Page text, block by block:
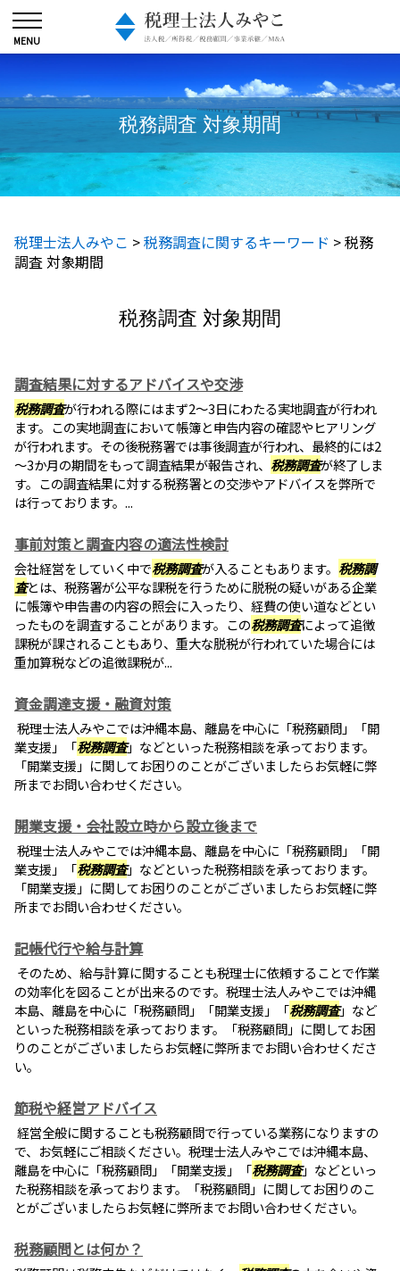
税務調査 対象期間
税理士法人みやこ >税務調査に関するキーワード >税務
調査 対象期間
税務調査 対象期間
調査結果に対するアドバイスや交渉
税務調査が行われる際にはまず2～3日にわたる実地調査が行われ
ます。この実地調査において帳簿と申告内容の確認やヒアリング
が行われます。その後税務署では事後調査が行われ、最終的には2
～3か月の期間をもって調査結果が報告され、 税務調査が終了しま
す。この調査結果に対する税務署との交渉やアドバイスを弊所で
は行っております。...
事前対策と調査内容の適法性検討
会社経営をしていく中で税務調査が入ることもあります。 税務調
査とは、税務署が公平な課税を行うために脱税の疑いがある企業
に帳簿や申告書の内容の照会に入ったり、経費の使い道などとい
ったものを調査することがあります。この税務調査によって追徴
課税が課されることもあり、重大な脱税が行われていた場合には
重加算税などの追徴課税が...
資金調達支援・融資対策
税理士法人みやこでは沖縄本島、離島を中心に「税務顧問」「開
業支援」「税務調査」などといった税務相談を承っております。
「開業支援」に関してお困りのことがございましたらお気軽に弊
所までお問い合わせください。
開業支援・会社設立時から設立後まで
税理士法人みやこでは沖縄本島、離島を中心に「税務顧問」「開
業支援」「税務調査」などといった税務相談を承っております。
「開業支援」に関してお困りのことがございましたらお気軽に弊
所までお問い合わせください。
記帳代行や給与計算
そのため、給与計算に関することも税理士に依頼することで作業
の効率化を図ることが出来るのです。税理士法人みやこでは沖縄
本島、離島を中心に「税務顧問」「開業支援」「税務調査」など
といった税務相談を承っております。「税務顧問」に関してお困
りのことがございましたらお気軽に弊所までお問い合わせくださ
い。
節税や経営アドバイス
経営全般に関することも税務顧問で行っている業務になりますの
で、お気軽にご相談ください。税理士法人みやこでは沖縄本島、
離島を中心に「税務顧問」「開業支援」「税務調査」などといっ
た税務相談を承っております。「税務顧問」に関してお困りのこ
とがございましたらお気軽に弊所までお問い合わせください。
税務顧問とは何か？